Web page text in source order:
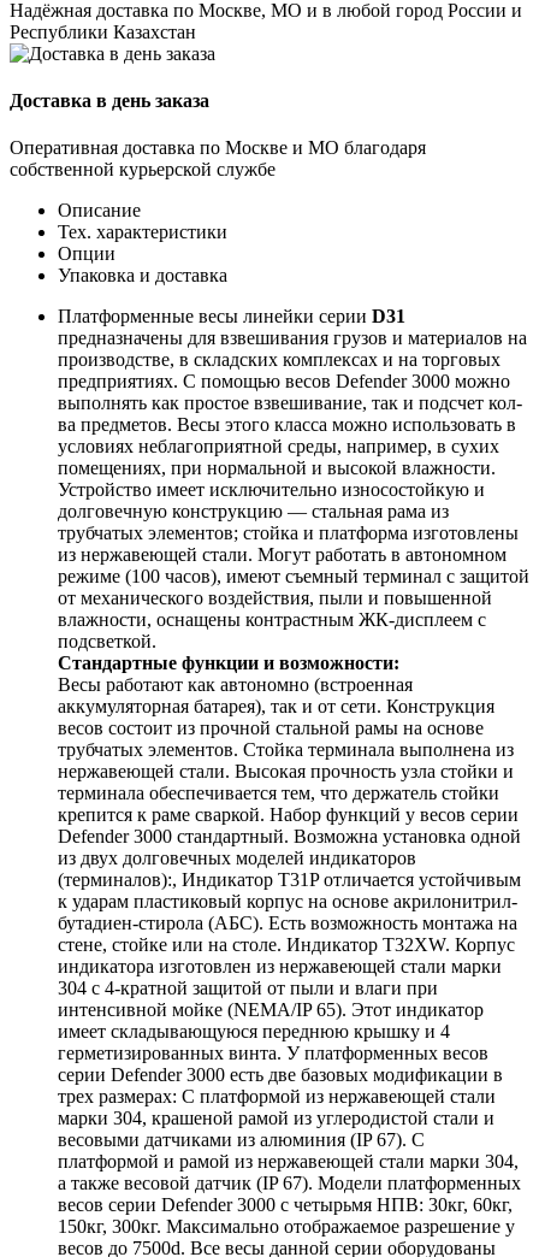
Надёжная доставка по Москве, МО и в любой город России и
Республики Казахстан
Доставка в день заказа
Оперативная доставка по Москве и МО благодаря
собственной курьерской службе
Описание
Тех. характеристики
Опции
Упаковка и доставка
Платформенные весы линейки серии D31
предназначены для взвешивания грузов и материалов на
производстве, в складских комплексах и на торговых
предприятиях. С помощью весов Defender 3000 можно
выполнять как простое взвешивание, так и подсчет кол-
ва предметов. Весы этого класса можно использовать в
условиях неблагоприятной среды, например, в сухих
помещениях, при нормальной и высокой влажности.
Устройство имеет исключительно износостойкую и
долговечную конструкцию — стальная рама из
трубчатых элементов; стойка и платформа изготовлены
из нержавеющей стали. Могут работать в автономном
режиме (100 часов), имеют съемный терминал с защитой
от механического воздействия, пыли и повышенной
влажности, оснащены контрастным ЖК-дисплеем с
подсветкой.
Стандартные функции и возможности:
Весы работают как автономно (встроенная
аккумуляторная батарея), так и от сети. Конструкция
весов состоит из прочной стальной рамы на основе
трубчатых элементов. Стойка терминала выполнена из
нержавеющей стали. Высокая прочность узла стойки и
терминала обеспечивается тем, что держатель стойки
крепится к раме сваркой. Набор функций у весов серии
Defender 3000 стандартный. Возможна установка одной
из двух долговечных моделей индикаторов
(терминалов):, Индикатор Т31P отличается устойчивым
к ударам пластиковый корпус на основе акрилонитрил-
бутадиен-стирола (АБС). Есть возможность монтажа на
стене, стойке или на столе. Индикатор T32XW. Корпус
индикатора изготовлен из нержавеющей стали марки
304 с 4-кратной защитой от пыли и влаги при
интенсивной мойке (NEMA/IP 65). Этот индикатор
имеет складывающуюся переднюю крышку и 4
герметизированных винта. У платформенных весов
серии Defender 3000 есть две базовых модификации в
трех размерах: С платформой из нержавеющей стали
марки 304, крашеной рамой из углеродистой стали и
весовыми датчиками из алюминия (IP 67). С
платформой и рамой из нержавеющей стали марки 304,
а также весовой датчик (IP 67). Модели платформенных
весов серии Defender 3000 с четырьмя НПВ: 30кг, 60кг,
150кг, 300кг. Максимально отображаемое разрешение у
весов до 7500d. Все весы данной серии оборудованы